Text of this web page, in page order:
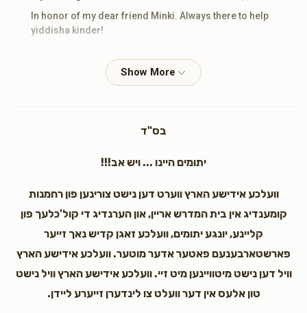
In honor of my dear friend Minki. Always there to help
yiddisha kinder!
Minki Klienman
Avrumy Dermer
3 years ago $5.00
Chaim Basch Minki Klienman
3 years ago
בס"ד
יתומים היינו ... ויש אב!!!
וועלכע אידישע הארץ ווערט דען נישט צורינען פון רחמנות
קומענדיג אין בית המדרש אריין, און הערנדיג די קול'כלעך פון
קליינע, יונגע יתומים, וועלכע זאגן קדיש נאך זייער
פארשטארבענעם פאטער אדער מוטער. וועלכע אידישע הארץ
וויל דען נישט מיטוויינען מיט זיי. וועלכע אידישע הארץ וויל נישט
טון אלעס אין דער וועלט צו לינדערן זייערע ליידן.